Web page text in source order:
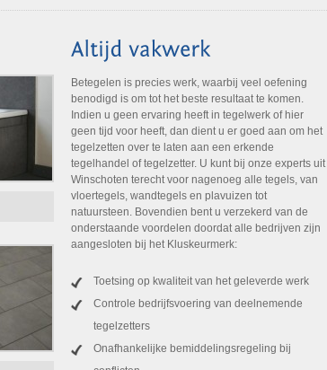
Betegelen is precies werk, waarbij veel oefening
benodigd is om tot het beste resultaat te komen.
Indien u geen ervaring heeft in tegelwerk of hier
geen tijd voor heeft, dan dient u er goed aan om het
tegelzetten over te laten aan een erkende
tegelhandel of tegelzetter. U kunt bij onze experts uit
Winschoten terecht voor nagenoeg alle tegels, van
vloertegels, wandtegels en plavuizen tot
natuursteen. Bovendien bent u verzekerd van de
onderstaande voordelen doordat alle bedrijven zijn
aangesloten bij het Kluskeurmerk:
Toetsing op kwaliteit van het geleverde werk
Controle bedrijfsvoering van deelnemende
tegelzetters
Onafhankelijke bemiddelingsregeling bij